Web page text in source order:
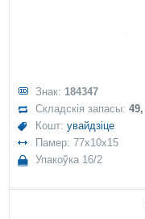
Знак: 184347
Складскія запасы:49,
Кошт:увайдзіце
Памер: 77x10x15
Упакоўка 16/2